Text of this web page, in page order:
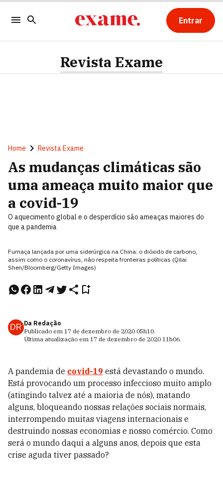
Entrar
Revista Exame
Home Revista Exame
As mudanças climáticas são
uma ameaça muito maior que
a covid-19
O aquecimento global e o desperdício são ameaças maiores do
que a pandemia
Fumaça lançada por uma siderúrgica na China: o dióxido de carbono,
assim como o coronavírus, não respeita fronteiras políticas (Qilai
Shen/Bloomberg/Getty Images)
DR Da Redação
Publicado em 17 de dezembro de 2020 05h10.
Última atualização em 17 de dezembro de 2020 11h06.
A pandemia de covid-19 está devastando o mundo.
Está provocando um processo infeccioso muito amplo
(atingindo talvez até a maioria de nós), matando
alguns, bloqueando nossas relações sociais normais,
interrompendo muitas viagens internacionais e
destruindo nossas economias e nosso comércio. Como
será o mundo daqui a alguns anos, depois que esta
crise aguda tiver passado?